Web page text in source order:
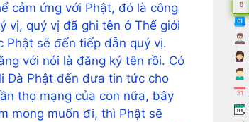
cảm ứng với Phật, đó là công
vị, quý vị đã ghi tên ở Thế giới
Phật sẽ đến tiếp dẫn quý vị.
với nói là đăng ký tên rồi. Có
Đà Phật đến đưa tin tức cho
thọ mạng của con nữa, bây
mong muốn đi, thì Phật sẽ
0